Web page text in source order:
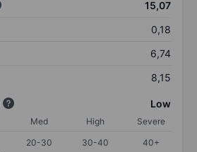
15,07
0,18
6,74
8,15
Low
Med High
Severe
20-30 30-40 40+